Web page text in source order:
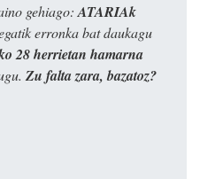
gehiago: ATARIAk
erronka bat daukagu
28 herrietan hamarna
Zu falta zara, bazatoz?